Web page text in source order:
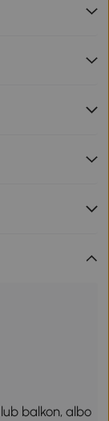
balkon, albo